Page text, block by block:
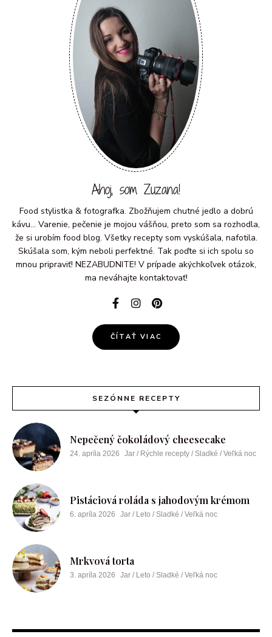
Ahoj, som Zuzana!
Food stylistka & fotografka. Zbožňujem chutné jedlo a dobrú
kávu... Varenie, pečenie je mojou vášňou, preto som sa rozhodla,
že si urobím food blog. Všetky recepty som vyskúšala, nafotila.
Skúšala som, kým neboli perfektné. Tak poďte si ich spolu so
mnou pripraviť! NEZABUDNITE! V prípade akýchkoľvek otázok,
ma neváhajte kontaktovať!
ČÍTAŤ VIAC
SEZÓNNE RECEPTY
Nepečený čokoládový cheesecake
24. apríla 2026 Jar / Rýchle recepty / Sladké / Veľká noc
Pistáciová roláda s jahodovým krémom
6. apríla 2026 Jar / Leto / Sladké / Veľká noc
Mrkvová torta
3. apríla 2026 Jar / Leto / Sladké / Veľká noc